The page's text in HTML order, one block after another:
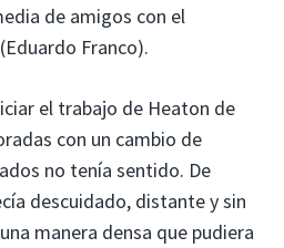
de amigos con el
Franco).
el trabajo de Heaton de
con un cambio de
no tenía sentido. De
descuidado, distante y sin
manera densa que pudiera